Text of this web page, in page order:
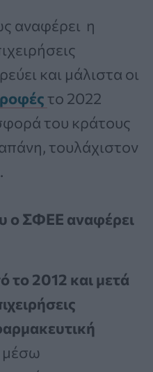
αναφέρει η
και μάλιστα οι
το 2022
του κράτους
τουλάχιστον
ο ΣΦΕΕ αναφέρει
το 2012 και μετά
μέσω